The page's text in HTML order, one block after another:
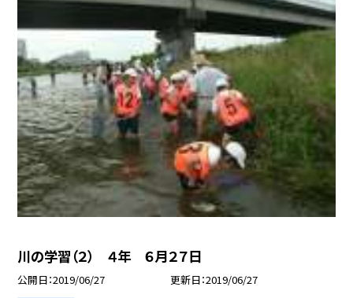
川の学習（２） ４年 ６月２７日
公開日 2019/06/27 更新日 2019/06/27